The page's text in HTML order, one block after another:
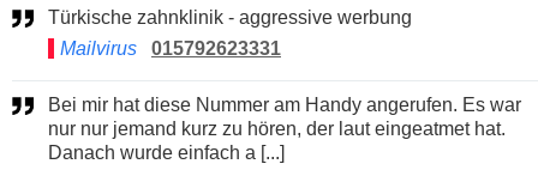
Türkische zahnklinik - aggressive werbung
Mailvirus
015792623331
Bei mir hat diese Nummer am Handy angerufen. Es war
nur nur jemand kurz zu hören, der laut eingeatmet hat.
Danach wurde einfach a [...]